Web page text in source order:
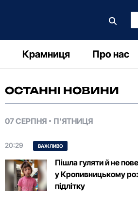
Крамниця Про нас
ОСТАННІ НОВИНИ
07 СЕРПНЯ П'ЯТНИЦЯ
20:29 ВАЖЛИВО
Пішла гуляти й не
у Кропивницькому
підлітку